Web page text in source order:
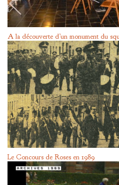
A la découverte d’un monument du
Le Concours de Roses en 1989